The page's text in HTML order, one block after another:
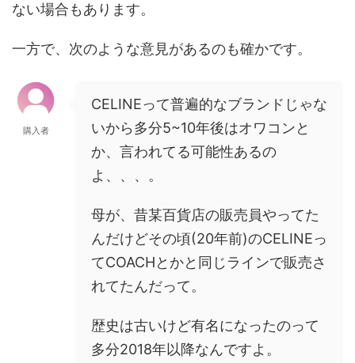
ない場合もあります。
一方で、次のような意見があるのも確かです。
購入者
CELINEって普遍的なブランドじゃな
いから多分5~10年後はオワコンと
か、言われてる可能性あるの
よ、、、。
母が、昔某百貨店の販売員やってた
んだけどその頃(20年前)のCELINEっ
てCOACHとかと同じラインで販売さ
れてたんだって。
歴史は古いけど有名になったのって
多分2018年以降なんですよ。